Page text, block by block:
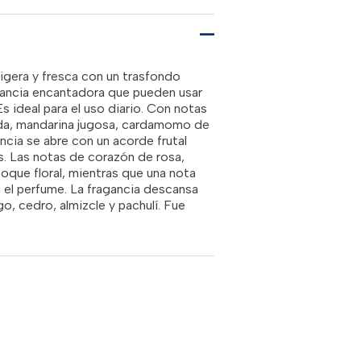
RD$3,450.00.
y fresca con un trasfondo
encantadora que pueden usar
ideal para el uso diario. Con notas
mandarina jugosa, cardamomo de
se abre con un acorde frutal
Las notas de corazón de rosa,
floral, mientras que una nota
perfume. La fragancia descansa
cedro, almizcle y pachulí. Fue